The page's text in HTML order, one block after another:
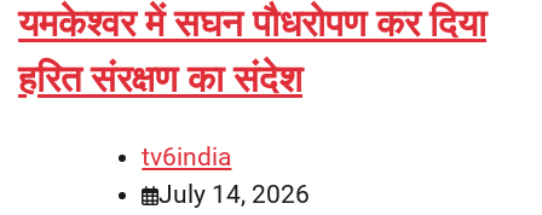
यमकेश्वर में सघन पौधरोपण कर दिया
हरित संरक्षण का संदेश
tv6india
July 14, 2026